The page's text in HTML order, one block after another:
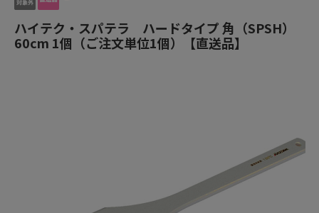
ハイテク・スパテラ ハードタイプ 角（SPSH）
60cm 1個（ご注文単位1個）【直送品】